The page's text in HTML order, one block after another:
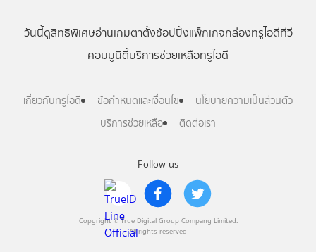
Follow us
Copyright © True Digital Group Company Limited.
All rights reserved
วันนี้ดูสิทธิพิเศษอ่านเกมตาตั้งช้อปปิ้งแพ็กเกจกล่องทรูไอดีทีวี
คอมมูนิตี้บริการช่วยเหลือทรูไอดี
เกี่ยวกับทรูไอดี ข้อกำหนดและเงื่อนไข
นโยบายความเป็นส่วนตัว
บริการช่วยเหลือ
ติดต่อเรา